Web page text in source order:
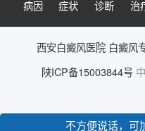
病因 症状 诊断 治
西安白癜风医院 白癜风
陕ICP备15003844号
不方便说话，可